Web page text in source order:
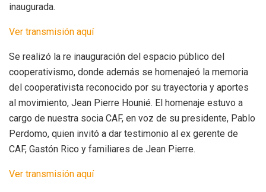
inaugurada.
Ver transmisión aquí
Se realizó la re inauguración del espacio público del
cooperativismo, donde además se homenajeó la memoria
del cooperativista reconocido por su trayectoria y aportes
al movimiento, Jean Pierre Hounié. El homenaje estuvo a
cargo de nuestra socia CAF, en voz de su presidente, Pablo
Perdomo, quien invitó a dar testimonio al ex gerente de
CAF, Gastón Rico y familiares de Jean Pierre.
Ver transmisión aquí